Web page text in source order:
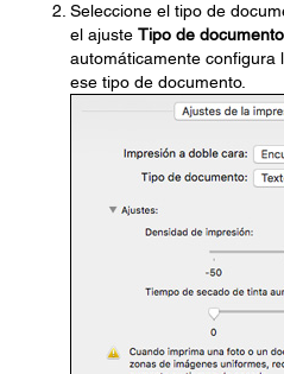
Seleccione el tipo de
el ajuste Tipo de documento
automáticamente configura
ese tipo de documento.